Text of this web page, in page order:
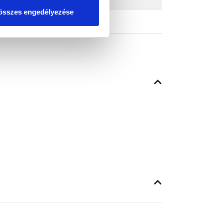
engedélyezése